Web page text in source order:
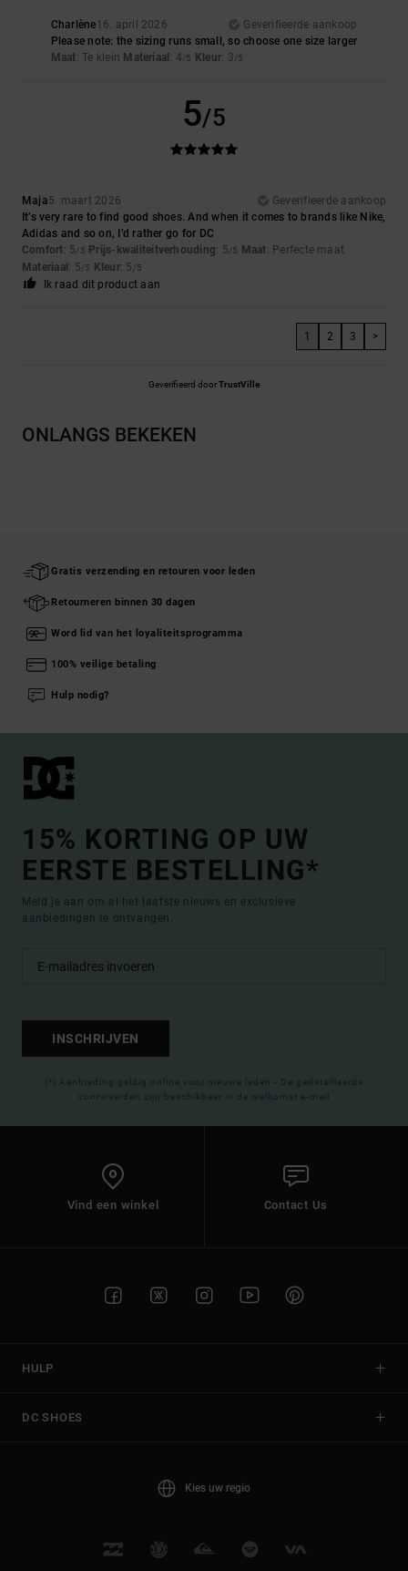
Charlène16. april 2026
Geverifieerde aankoop
Please note: the sizing runs small, so choose one size larger
Maat: Te klein Materiaal: 4/5 Kleur: 3/5
5/5
Maja5. maart 2026
Geverifieerde aankoop
It’s very rare to find good shoes. And when it comes to brands like Nike,
Adidas and so on, I’d rather go for DC
Comfort: 5/5 Prijs-kwaliteitverhouding: 5/5 Maat: Perfecte maat
Materiaal: 5/5 Kleur: 5 /5
Ik raad dit product aan
1 2 3 >
Geverifieerd doorTrustVille
ONLANGS BEKEKEN
Gratis verzending en retouren voor leden
Retourneren binnen 30 dagen
Word lid van het loyaliteitsprogramma
100% veilige betaling
Hulp nodig?
15% KORTING OP UW
EERSTE BESTELLING*
Meld je aan om al het laatste nieuws en exclusieve
aanbiedingen te ontvangen.
INSCHRIJVEN
(*) Aanbieding geldig online voor nieuwe leden - De gedetailleerde
voorwaarden zijn beschikbaar in de welkomst e-mail
Vind een winkel Contact Us
HULP
DC SHOES
Kies uw regio